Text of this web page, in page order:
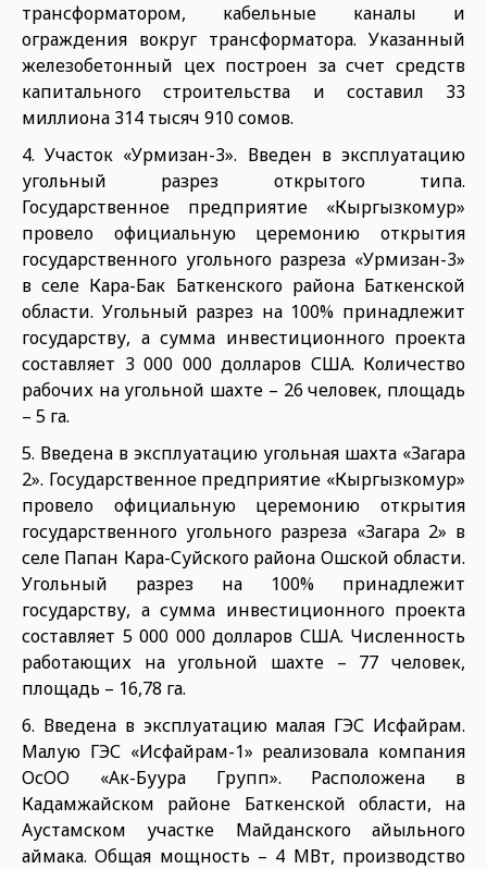
трансформатором, кабельные каналы и
ограждения вокруг трансформатора. Указанный
железобетонный цех построен за счет средств
капитального строительства и составил 33
миллиона 314 тысяч 910 сомов.
4. Участок «Урмизан-3». Введен в эксплуатацию
угольный разрез открытого типа.
Государственное предприятие «Кыргызкомур»
провело официальную церемонию открытия
государственного угольного разреза «Урмизан-3»
в селе Кара-Бак Баткенского района Баткенской
области. Угольный разрез на 100% принадлежит
государству, а сумма инвестиционного проекта
составляет 3 000 000 долларов США. Количество
рабочих на угольной шахте – 26 человек, площадь
– 5 га.
5. Введена в эксплуатацию угольная шахта «Загара
2». Государственное предприятие «Кыргызкомур»
провело официальную церемонию открытия
государственного угольного разреза «Загара 2» в
селе Папан Кара-Суйского района Ошской области.
Угольный разрез на 100% принадлежит
государству, а сумма инвестиционного проекта
составляет 5 000 000 долларов США. Численность
работающих на угольной шахте – 77 человек,
площадь – 16,78 га.
6. Введена в эксплуатацию малая ГЭС Исфайрам.
Малую ГЭС «Исфайрам-1» реализовала компания
ОсОО «Ак-Буура Групп». Расположена в
Кадамжайском районе Баткенской области, на
Аустамском участке Майданского айыльного
аймака. Общая мощность – 4 МВт, производство